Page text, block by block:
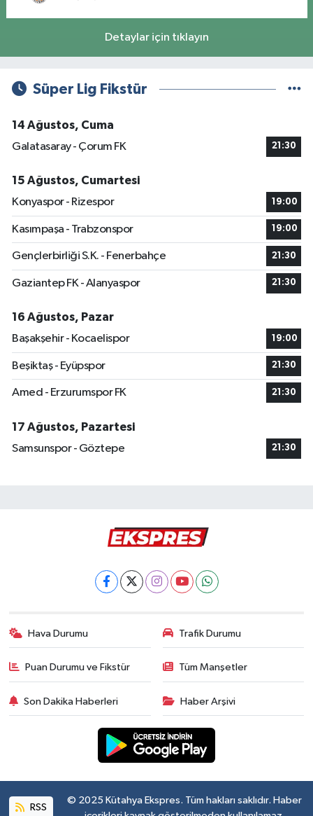
Detaylar için tıklayın
Süper Lig Fikstür
14 Ağustos, Cuma
Galatasaray - Çorum FK
21:30
15 Ağustos, Cumartesi
Konyaspor - Rizespor
19:00
Kasımpaşa - Trabzonspor 19:00
Gençlerbirliği S.K. - Fenerbahçe 21:30
Gaziantep FK - Alanyaspor 21:30
16 Ağustos, Pazar
Başakşehir - Kocaelispor
19:00
Beşiktaş - Eyüpspor 21:30
Amed - Erzurumspor FK 21:30
17 Ağustos, Pazartesi
Samsunspor - Göztepe
21:30
Hava Durumu Trafik Durumu
Puan Durumu ve Fikstür Tüm Manşetler
Son Dakika Haberleri Haber Arşivi
RSS
© 2025 Kütahya Ekspres. Tüm hakları saklıdır. Haber